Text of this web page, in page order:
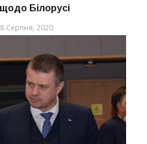
щодо Білорусі
Серпня, 2020